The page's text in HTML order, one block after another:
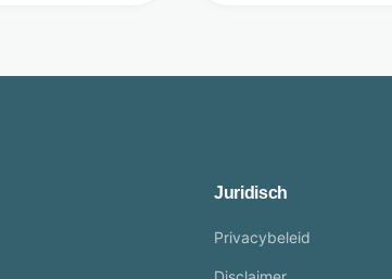
Juridisch
Privacybeleid